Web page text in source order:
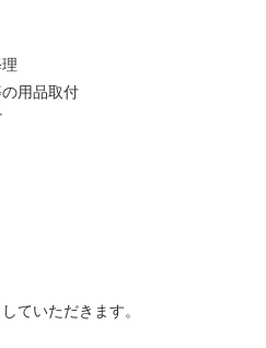
用品取付
ていただきます。